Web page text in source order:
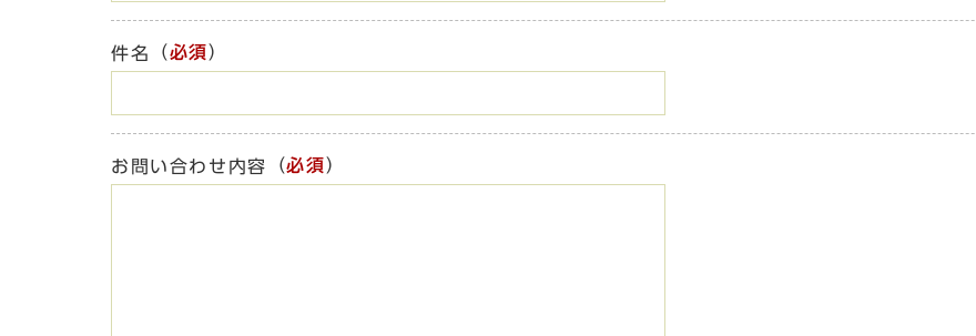
件名 （必須）
お問い合わせ内容 （必須）